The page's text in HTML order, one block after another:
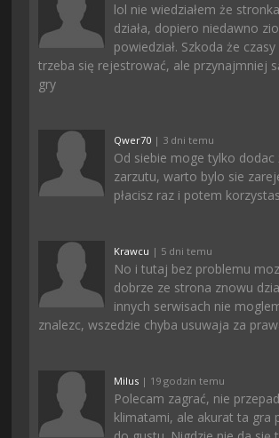
lol nie wiedziałem że
działa, dopiero niedawno
powiedział. Szkoda że czasy
trzeba się rejestrować, ale przynajmniej
gry
Qwer70 | 3 dni temu
Od siebie moge tylko dodac
zarzutu, warto bylo sie
płacisz raz i potem
Krawcu | 5 dni temu
No i tutaj bez problemu
dobrze ze strona znowu
innych serwisach nie
znalezc, wszedzie chyba usuwaja za
Milus | 19 godzin temu
Polecam zagrać, nie
klimatami, ale akurat ta gra